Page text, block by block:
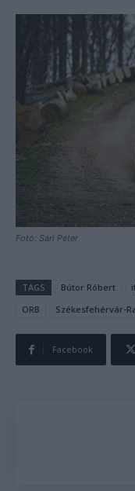
Fotó: Sári Péter
TAGS Bútor Róbert
ORB
Székesfehérvár-
Facebook